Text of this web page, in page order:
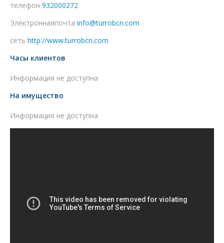
телефон 932000272
Электроннаяпочта info@turrobcn.com
сеть http://www.turrobcn.com
Часы клиентов
Информация не доступна
На имущество
Информация не доступна